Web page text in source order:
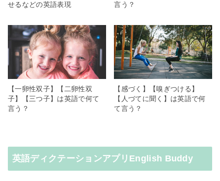
せるなどの英語表現
言う？
【一卵性双子】【二卵性双
子】【三つ子】は英語で何て
言う？
【感づく】【嗅ぎつける】
【人づてに聞く】は英語で何
て言う？
英語ディクテーションアプリEnglish Buddy